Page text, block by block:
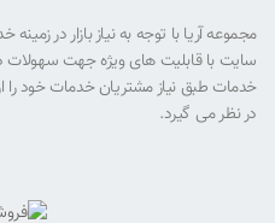
مجموعه آریا با توجه به نیاز بازار در
سایت با قابلیت های ویژه جهت سهولات
خدمات طبق نیاز مشتریان خدمات خود را
در نظر می گیرد.